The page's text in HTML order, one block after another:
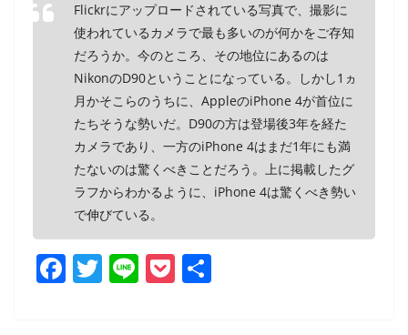
Flickrにアップロードされている写真で、撮影に
使われているカメラで最も多いのが何かをご存知
だろうか。今のところ、その地位にあるのは
NikonのD90ということになっている。しかし1ヵ
月かそこらのうちに、AppleのiPhone 4が首位に
たちそうな勢いだ。D90の方は登場後3年を経た
カメラであり、一方のiPhone 4はまだ1年にも満
たないのは驚くべきことだろう。上に掲載したグ
ラフからわかるように、iPhone 4は驚くべき勢い
で伸びている。
F T Li P